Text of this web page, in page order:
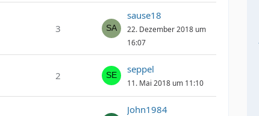
3
sause18
22. Dezember 2018 um
16:07
2
seppel
11. Mai 2018 um 11:10
John1984